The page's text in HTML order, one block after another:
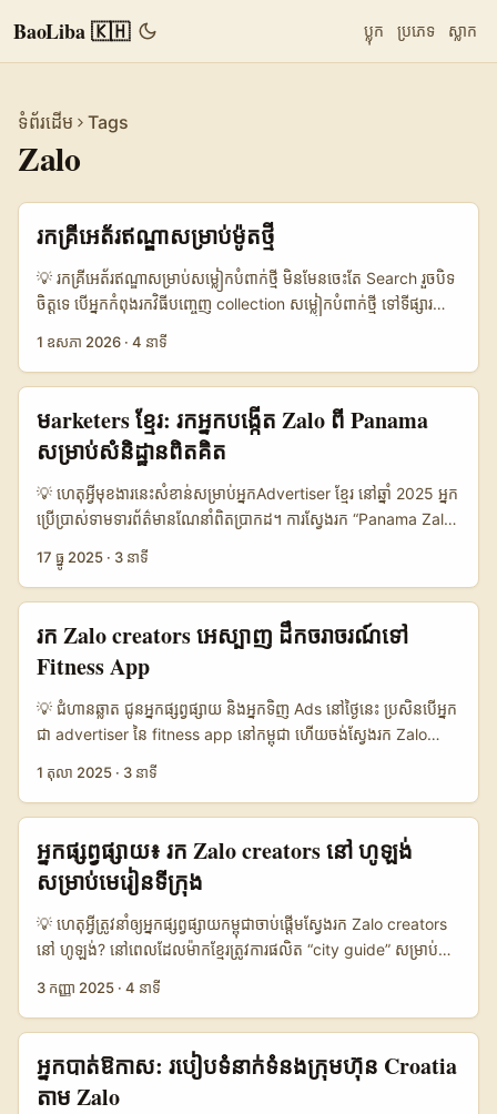
BaoLiba 🇰🇭 ប្លុក ប្រភេទ ស្លាក
ទំព័រដើម Tags
Zalo
រកគ្រីអេត័រឥណ្ឌាសម្រាប់ម៉ូតថ្មី
💡 រកគ្រីអេត័រឥណ្ឌាសម្រាប់សម្លៀកបំពាក់ថ្មី មិនមែនចេះតែ Search រួចបិទ
ចិត្តទេ បើអ្នកកំពុងរកវិធីបញ្ចេញ collection សម្លៀកបំពាក់ថ្មី ទៅទីផ្សារ
creator មិន fit style, vibe, ឬប្រភេទអ្នកទិញទេ ទោះអាវស្អាតប៉ុណ្ណាក៏
អាចជាប់ស្ងាត់បានដែរ។ ព័ត៌មានថ្មីៗពី Meta បង្ហាញច្បាស់ថា creator
content កំពុងក្លាយជាបណ្តាញលក់ថ្មី។ ដូចដែល Meta ប្រកាសពី Reels
shoppable links និងការឲ្យ business បញ្ជូន product catalog ទៅ
creator បាននៅប្រទេស 22 រួមទាំងឥណ្ឌា វាប្រែជាសញ្ញាថា “ការរក
creator” មិនមែនសម្រាប់ reach ទេ ប៉ុន្តែសម្រាប់ purchase intent
ផ្ទាល់។ Meanwhile, Adweek ក៏រាយការណ៍ពីរបៀបដែល brands ចាប់
ផ្តើមធ្វើ creator-brand matchmaking តាម event speed-
1 ឧសភា 2026 · 4 នាទី
មarketers ខ្មែរ: រកអ្នកបង្កើត Zalo ពី Panama
សម្រាប់សំនិដ្ឋានពិតគិត
💡 ហេតុអ្វីមុខងារនេះសំខាន់សម្រាប់អ្នកAdvertiser ខ្មែរ នៅឆ្នាំ 2025 អ្នក
ប្រើប្រាស់ទាមទារព័ត៌មានណែនាំពិតប្រាកដ។ ការស្វែងរក “Panama Zalo
ដែលអាចផ្គត់ផ្គង់รีវិួវអស្ចារ្យ ទាក់ទាញហើយទំនុកចិត្តបាន។ MENAFN
“ចងភ្នែកអារម្មណ៍ វប្បធម៌ និងបច្ចេកវិទ្យា” (សូម្បីតែក្នុង Latin America)
— នេះបង្ហាញថា authenticity ជាចុងស្នូល។ នៅខណៈពេលដែល Zalo
គឺជាប្រព័ន្ធសារជាផ្លូវការសំខាន់សម្រាប់កម្ពុជា ប៉ុន្តែនៅ Latin America (រួម
ទាំង Panama) តំបន់កម្រិតប្រើប្រាស់និងចលនាសង្គមផ្សេងទៀតជាច្រើន។
ដូច្នេះអ្នកAdvertiser ត្រូវអាច “ភ្ជាប់” និងប្ដូរទៅកាន់ប្រព័ន្ធដែលក្រៅ Zalo
ប្រែប្រួលទំរង់ស្នាដៃ — ហើយដោះស្រាយពីចីវិតនៃអ្នកបង្កើតផ្ទាល់។ នៅខាង
ក្រោមខ្ញុំនឹងផ្តល់ផែនការ​ធ្វើបានពិត (playbook) — ពីកន្លែងស្វែងរក, ការ
ត្រួតពិនិត្យ, ដល់ការប្រាស្រ័យទាក់ទង និងវិធានការពារ។ 📊 ការបង្ហាញ
Regional Platforms Creator Networks 👥 Monthly Active —
1.200.000 800.000 📈 Likely Engagement 6% 14% 9% 💬
Verification Ease Low High Medium 💰 Typical Fee Range
$50–$300 $200–$1.500 $150–$700 🛡️ Compliance Risk
Medium Low Low តាមតារាងខាងលើ៖ ប្រព័ន្ធតំបន់ (Regional
Platforms) ផ្តល់reach និង engagement ខ្ពស់ជាង ដោយងាយស្រួល
ប៉ុន្តែក៏មានកម្រិត verification និង compliance risk ខ្ពស់។ Creator
networks (ឧ. agencies ឬ marketplace) ស្ថិតនៅកណ្តាល និងល្អ
សម្រាប់គម្រោងដែលចង់ទិញការត្រួតពិនិត្យនិងសេវាកម្មពេញលេញ។ ...
17 ធ្នូ 2025 · 3 នាទី
រក Zalo creators អេស្បាញ ដឹកចរាចរណ៍ទៅ
Fitness App
💡 ជំហាន​ឆ្លាត ជូន​អ្នក​ផ្សព្វផ្សាយ និង​អ្នក​ទិញ Ads នៅ​ថ្ងៃនេះ ប្រសិនបើ​អ្នក
ជា advertiser នៃ fitness app នៅ​កម្ពុជា ហើយ​ចង់​ស្វែងរក Zalo
ដឹងពី mix នៃ localization, ការបញ្ជាក់ identity, និង KPI ស្ដង់ដារ។
campaign ជាប់ទឹកដោះ។ សម្រាប់ context: ការប្រមូលចំណេះដឹងពី
Creator Week និងកម្មវិធីពិព័រណ៍ស្ដីពី wellness និង fitness
(ឧទាហរណ៍—សកម្មភាព Creator Fan Wellness និង Creator
Academy) បង្ហាញថា ការដាក់បង្ហាញ offline + online ជាមួយក្រុម
kreator ដែលមានទស្សនៈ​សុខភាព​អាចបង្កើន engagement បានយ៉ាង
ច្រើន។ ដូចដែល Nicole Laeno និងការផ្សព្វផ្សាយ event បង្ហាញជា
ករណីសម្រេច (យោងពី Reference Content) — បរិបទនេះអាចប្រើជា
playbook ដើម្បីជ្រើសរើស និង pitch creators នៅ Spain ។ ...
1 តុលា 2025 · 3 នាទី
អ្នកផ្សព្វផ្សាយ៖ រក Zalo creators នៅ ហូឡង់
សម្រាប់មេរៀនទីក្រុង
💡 ហេតុ​អ្វីត្រូវនាំឲ្យអ្នកផ្សព្វផ្សាយកម្ពុជា​ចាប់ផ្តើមស្វែងរក Zalo creators
នៅ ហូឡង់? នៅពេលដែលម៉ាកខ្មែរត្រូវការផលិត “city guide” សម្រាប់
ប្រសិនបើគោលដៅគឺ ‘Netherlands’ ការរកអ្នកបង្កើតដែលនៅទីនោះ និង
conversion បានច្រើនជាងការផ្សព្វផ្សាយពីខាងក្រៅ។ ក្នុងអត្ថបទនេះខ្ញុំនឹង
បង្ហាញពីយុទ្ធសាស្ត្រត្រឹមត្រូវ — តាមជំហានពហុវិធី (Zalo diaspora
groups, BaoLiba marketplace, Creator collaboration, និងការ
3 កញ្ញា 2025 · 4 នាទី
អ្នកបាត់ឱកាស: របៀបទំនាក់ទំនងក្រុមហ៊ុន Croatia
តាម Zalo